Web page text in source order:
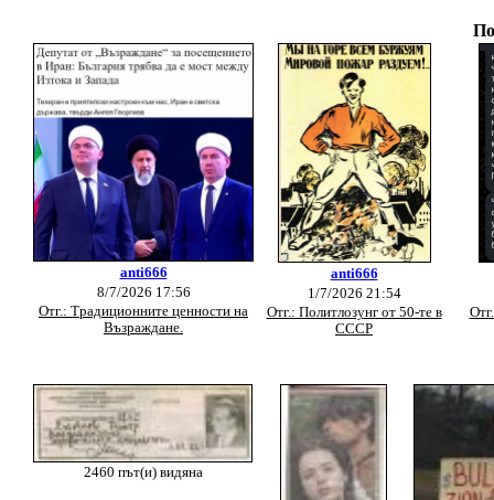
anti666
8/7/2026 17:56
Отг.: Традиционните ценности на
Възраждане.
anti666
1/7/2026 21:54
Отг.: Политлозунг от 50-те в
СССР
2460 път(и) видяна